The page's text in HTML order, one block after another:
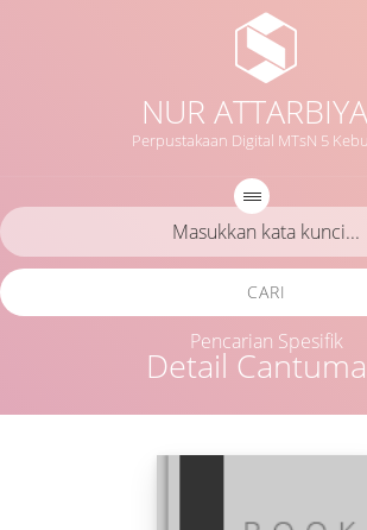
NUR
Perpustakaan Digital MTsN 5
Detail
CARI
Pencarian Spesifik